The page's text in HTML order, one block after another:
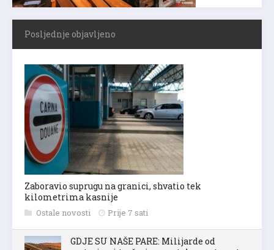
Posljednje objavljeno
Zaboravio suprugu na granici, shvatio tek
kilometrima kasnije
Ostale novosti Prije 7 sati
GDJE SU NAŠE PARE: Milijarde od